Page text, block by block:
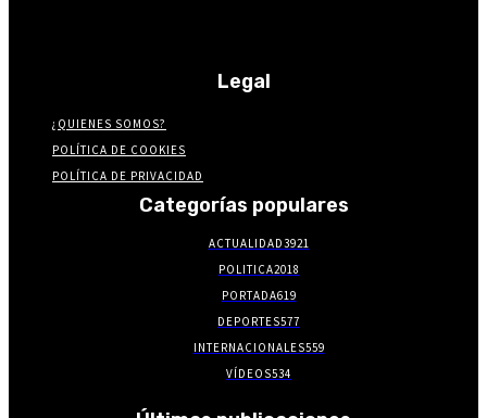
Legal
¿QUIENES SOMOS?
POLÍTICA DE COOKIES
POLÍTICA DE PRIVACIDAD
Categorías populares
ACTUALIDAD3921
POLITICA2018
PORTADA619
DEPORTES577
INTERNACIONALES559
VÍDEOS534